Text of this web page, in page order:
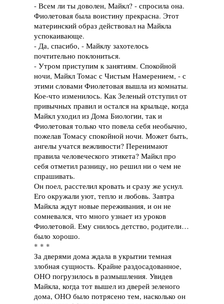
- Всем ли ты доволен, Майкл? - спросила она.
Фиолетовая была воистину прекрасна. Этот
материнский образ действовал на Майкла
успокаивающе.
- Да, спасибо, - Майклу захотелось
почтительно поклониться.
- Утром приступим к занятиям. Спокойной
ночи, Майкл Томас с Чистым Намерением, - с
этими словами Фиолетовая вышла из комнаты.
Кое-что изменилось. Как Зеленый отступил от
привычных правил и остался на крыльце, когда
Майкл уходил из Дома Биологии, так и
Фиолетовая только что повела себя необычно,
пожелав Томасу спокойной ночи. Может быть,
ангелы учатся вежливости? Перенимают
правила человеческого этикета? Майкл про
себя отметил разницу, но решил ни о чем не
спрашивать.
Он поел, расстелил кровать и сразу же уснул.
Его окружали уют, тепло и любовь. Завтра
Майкла ждут новые переживания, и он не
сомневался, что много узнает из уроков
Фиолетовой. Ему снилось детство, родители…
было хорошо.
* * *
За дверями дома ждала в укрытии темная
злобная сущность. Крайне раздосадованное,
ОНО погрузилось в размышления. Увидев
Майкла, когда тот вышел из дверей зеленого
дома, ОНО было потрясено тем, насколько он